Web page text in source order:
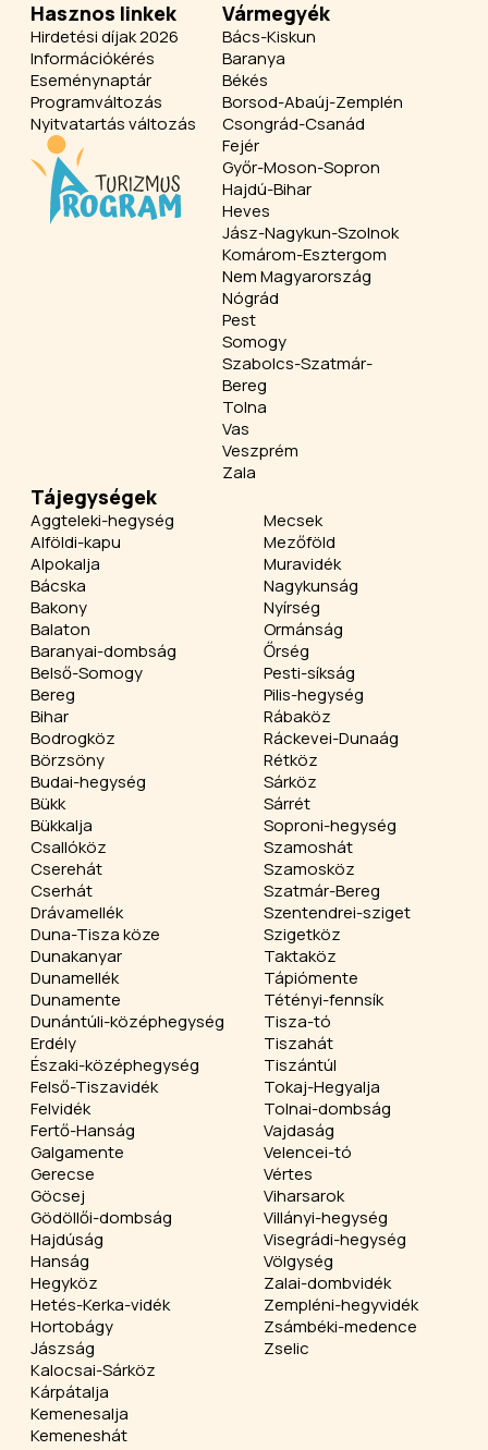
Hasznos linkek
Hirdetési díjak 2026
Információkérés
Eseménynaptár
Programváltozás
Nyitvatartás változás
Vármegyék
Bács-Kiskun
Baranya
Békés
Borsod-Abaúj-Zemplén
Csongrád-Csanád
Fejér
Győr-Moson-Sopron
Hajdú-Bihar
Heves
Jász-Nagykun-Szolnok
Komárom-Esztergom
Nem Magyarország
Nógrád
Pest
Somogy
Szabolcs-Szatmár-
Bereg
Tolna
Vas
Veszprém
Zala
Tájegységek
Aggteleki-hegység
Alföldi-kapu
Alpokalja
Bácska
Bakony
Balaton
Baranyai-dombság
Belső-Somogy
Bereg
Bihar
Bodrogköz
Börzsöny
Budai-hegység
Bükk
Bükkalja
Csallóköz
Cserehát
Cserhát
Drávamellék
Duna-Tisza köze
Dunakanyar
Dunamellék
Dunamente
Dunántúli-középhegység
Erdély
Északi-középhegység
Felső-Tiszavidék
Felvidék
Fertő-Hanság
Galgamente
Gerecse
Göcsej
Gödöllői-dombság
Hajdúság
Hanság
Hegyköz
Hetés-Kerka-vidék
Hortobágy
Jászság
Kalocsai-Sárköz
Kárpátalja
Kemenesalja
Kemeneshát
Mecsek
Mezőföld
Muravidék
Nagykunság
Nyírség
Ormánság
Őrség
Pesti-síkság
Pilis-hegység
Rábaköz
Ráckevei-Dunaág
Rétköz
Sárköz
Sárrét
Soproni-hegység
Szamoshát
Szamosköz
Szatmár-Bereg
Szentendrei-sziget
Szigetköz
Taktaköz
Tápiómente
Tétényi-fennsík
Tisza-tó
Tiszahát
Tiszántúl
Tokaj-Hegyalja
Tolnai-dombság
Vajdaság
Velencei-tó
Vértes
Viharsarok
Villányi-hegység
Visegrádi-hegység
Völgység
Zalai-dombvidék
Zempléni-hegyvidék
Zsámbéki-medence
Zselic